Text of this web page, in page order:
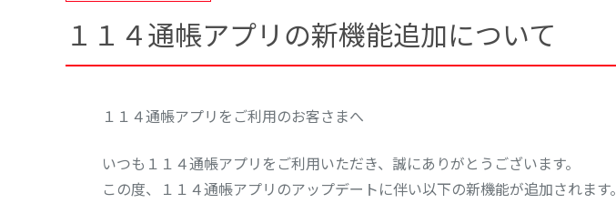
１１４通帳アプリの新機能追加について
１１４通帳アプリをご利用のお客さまへ
いつも１１４通帳アプリをご利用いただき、誠にありがとうございます。
この度、１１４通帳アプリのアップデートに伴い以下の新機能が追加されます。